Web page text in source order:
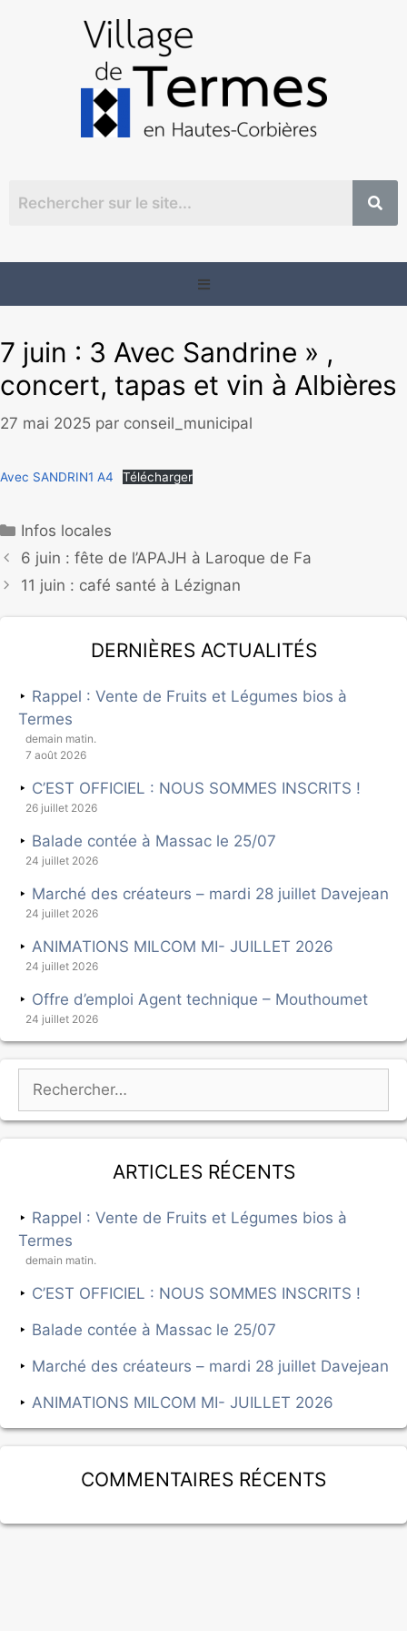
7 juin : 3 Avec Sandrine » ,
concert, tapas et vin à Albières
27 mai 2025 par conseil_municipal
Avec SANDRIN1 A4 Télécharger
Infos locales
6 juin : fête de l’APAJH à Laroque de Fa
11 juin : café santé à Lézignan
Dernières actualités
Rappel : Vente de Fruits et Légumes bios à
Termes
demain matin.
7 août 2026
C’EST OFFICIEL : NOUS SOMMES INSCRITS !
26 juillet 2026
Balade contée à Massac le 25/07
24 juillet 2026
Marché des créateurs – mardi 28 juillet Davejean
24 juillet 2026
ANIMATIONS MILCOM MI- JUILLET 2026
24 juillet 2026
Offre d’emploi Agent technique – Mouthoumet
24 juillet 2026
Articles récents
Rappel : Vente de Fruits et Légumes bios à
Termes
demain matin.
C’EST OFFICIEL : NOUS SOMMES INSCRITS !
Balade contée à Massac le 25/07
Marché des créateurs – mardi 28 juillet Davejean
ANIMATIONS MILCOM MI- JUILLET 2026
Commentaires récents